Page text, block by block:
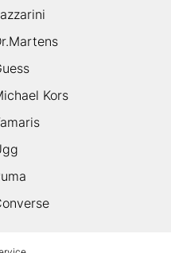
Kors